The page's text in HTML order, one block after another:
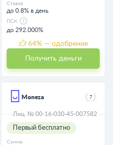
Ставка
до 0.8% в день
ПСК
до 292.000%
64% — одобрение
Получить деньги
Moneza 7
Лиц. № 00-16-030-45-007582
Первый бесплатно
Сумма